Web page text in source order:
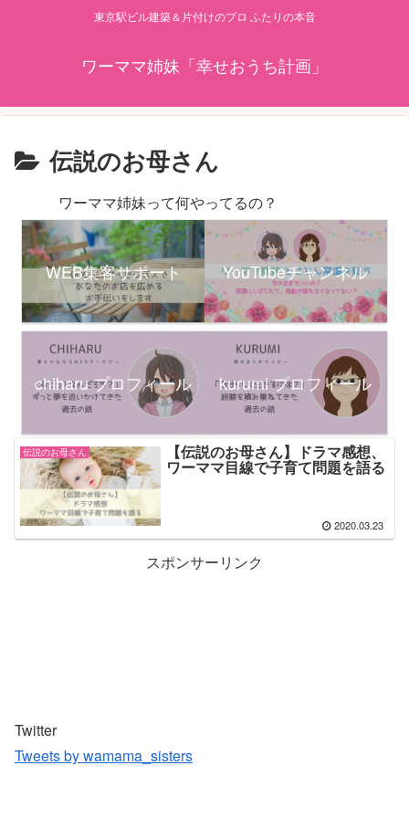
東京駅ビル建築＆片付けのプロ ふたりの本音
ワーママ姉妹「幸せおうち計画」
伝説のお母さん
ワーママ姉妹って何やってるの？
WEB集客サポート YouTubeチャンネル
chiharu プロフィール kurumi プロフィール
伝説のお母さん 【伝説のお母さん】ドラマ感想、
ワーママ目線で子育て問題を語る
2020.03.23
スポンサーリンク
Twitter
Tweets by wamama_sisters